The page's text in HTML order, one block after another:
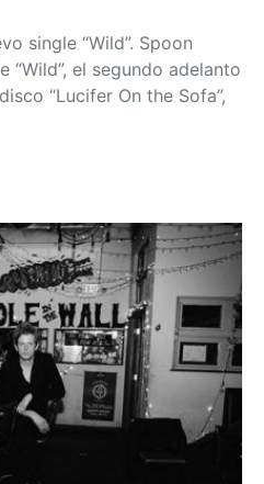
single “Wild”. Spoon
“Wild”, el segundo adelanto
“Lucifer On the Sofa”,